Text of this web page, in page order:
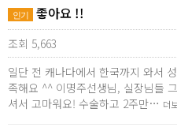
인기 좋아요 !!
조회 5,663
일단 전 캐나다에서 한국까지 와서
족해요 ^^ 이명주선생님, 실장님들
셔서 고마워요! 수술하고 2주만… 더